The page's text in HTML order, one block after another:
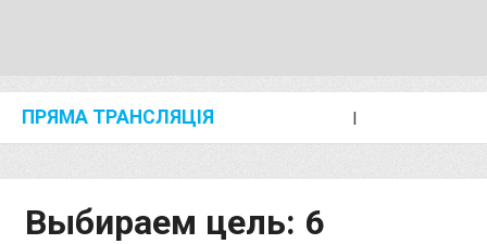
ПРЯМА ТРАНСЛЯЦІЯ I
Выбираем цель: 6